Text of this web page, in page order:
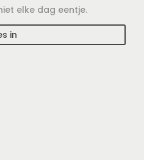
elke dag eentje.